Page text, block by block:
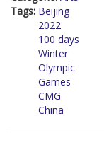
Tags: Beijing
2022
100 days
Winter
Olympic
Games
CMG
China